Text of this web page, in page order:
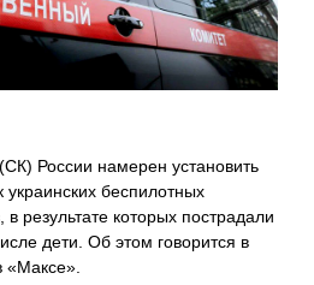
России намерен установить
украинских беспилотных
результате которых пострадали
дети. Об этом говорится в
«Максе».